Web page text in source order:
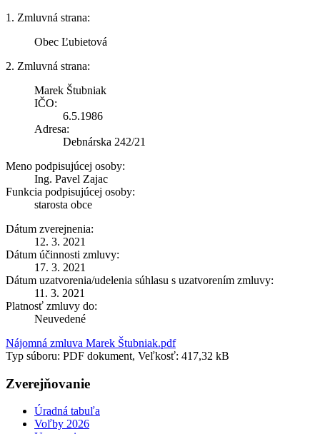
1. Zmluvná strana:
Obec Ľubietová
2. Zmluvná strana:
Marek Štubniak
IČO:
6.5.1986
Adresa:
Debnárska 242/21
Meno podpisujúcej osoby:
Ing. Pavel Zajac
Funkcia podpisujúcej osoby:
starosta obce
Dátum zverejnenia:
12. 3. 2021
Dátum účinnosti zmluvy:
17. 3. 2021
Dátum uzatvorenia/udelenia súhlasu s uzatvorením zmluvy:
11. 3. 2021
Platnosť zmluvy do:
Neuvedené
Nájomná zmluva Marek Štubniak.pdf
Typ súboru: PDF dokument, Veľkosť: 417,32 kB
Zverejňovanie
Úradná tabuľa
Voľby 2026